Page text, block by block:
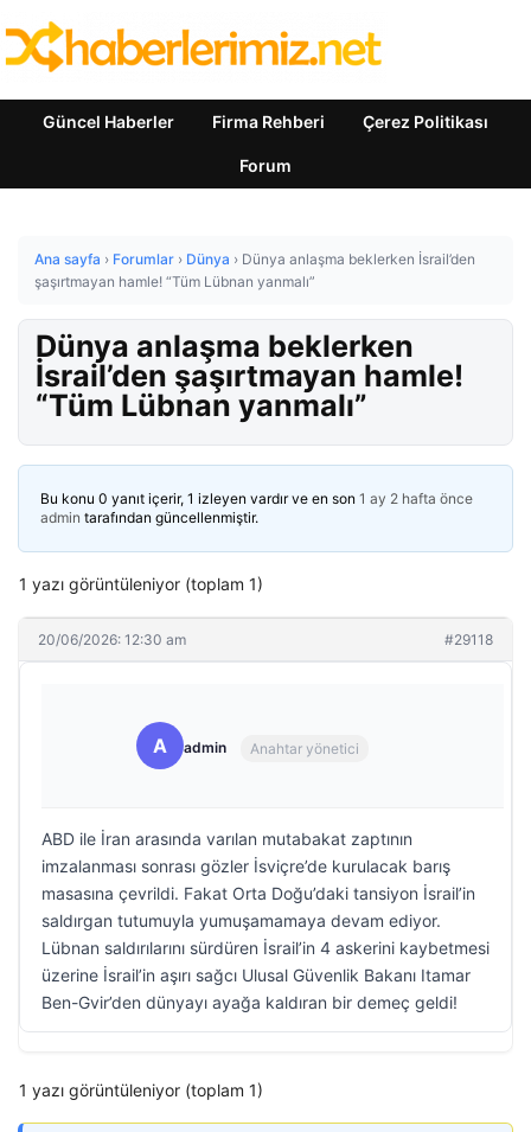
Güncel Haberler Firma Rehberi Çerez Politikası
Forum
Ana sayfa › Forumlar › Dünya › Dünya anlaşma beklerken İsrail’den
şaşırtmayan hamle! “Tüm Lübnan yanmalı”
Dünya anlaşma beklerken
İsrail’den şaşırtmayan hamle!
“Tüm Lübnan yanmalı”
Bu konu 0 yanıt içerir, 1 izleyen vardır ve en son 1 ay 2 hafta önce
admin tarafından güncellenmiştir.
1 yazı görüntüleniyor (toplam 1)
20/06/2026: 12:30 am #29118
A admin Anahtar yönetici
ABD ile İran arasında varılan mutabakat zaptının
imzalanması sonrası gözler İsviçre’de kurulacak barış
masasına çevrildi. Fakat Orta Doğu’daki tansiyon İsrail’in
saldırgan tutumuyla yumuşamamaya devam ediyor.
Lübnan saldırılarını sürdüren İsrail’in 4 askerini kaybetmesi
üzerine İsrail’in aşırı sağcı Ulusal Güvenlik Bakanı Itamar
Ben-Gvir’den dünyayı ayağa kaldıran bir demeç geldi!
1 yazı görüntüleniyor (toplam 1)